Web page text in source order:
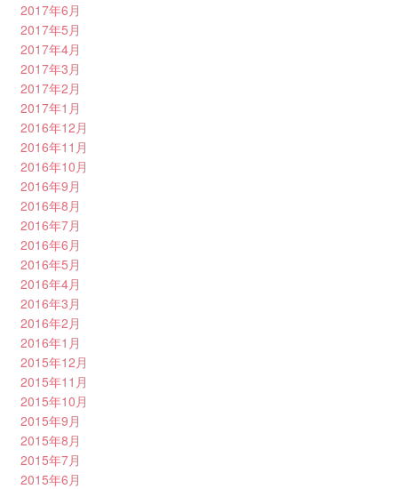
2017年6月
2017年5月
2017年4月
2017年3月
2017年2月
2017年1月
2016年12月
2016年11月
2016年10月
2016年9月
2016年8月
2016年7月
2016年6月
2016年5月
2016年4月
2016年3月
2016年2月
2016年1月
2015年12月
2015年11月
2015年10月
2015年9月
2015年8月
2015年7月
2015年6月